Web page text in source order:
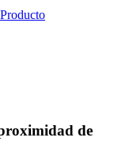
Producto
de